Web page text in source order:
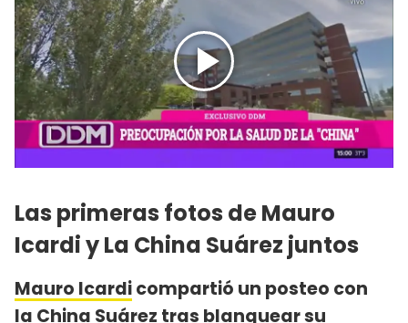
Las primeras fotos de Mauro
Icardi y La China Suárez juntos
Mauro Icardicompartió un posteo con
la China Suárez tras blanquear su